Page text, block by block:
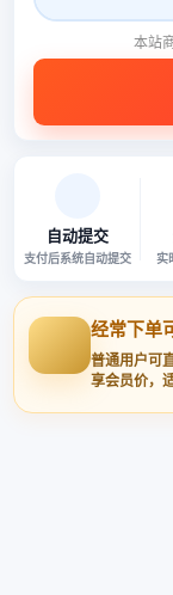
本站
自动提交
支付后系统自动提交 实
经常下单
普通用户可
享会员价，